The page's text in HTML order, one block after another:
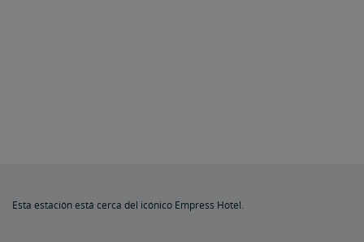
Esta estación está cerca del icónico Empress Hotel.